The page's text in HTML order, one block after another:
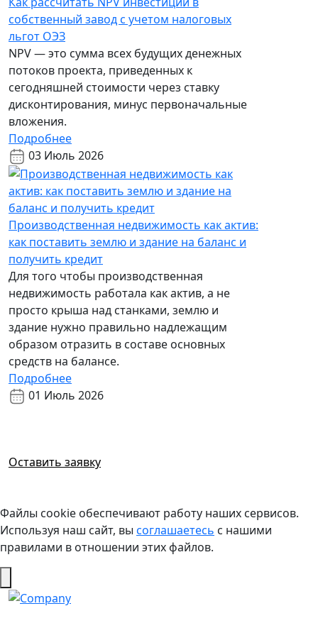
собственный завод с учетом налоговых
льгот ОЭЗ
NPV — это сумма всех будущих денежных
потоков проекта, приведенных к
сегодняшней стоимости через ставку
дисконтирования, минус первоначальные
вложения.
Подробнее
03 Июль 2026
Производственная недвижимость как актив:
как поставить землю и здание на баланс и
получить кредит
Для того чтобы производственная
недвижимость работала как актив, а не
просто крыша над станками, землю и
здание нужно правильно надлежащим
образом отразить в составе основных
средств на балансе.
Подробнее
01 Июль 2026
Оставить заявку
Файлы cookie обеспечивают работу наших сервисов.
Используя наш сайт, вы соглашаетесь с нашими
правилами в отношении этих файлов.